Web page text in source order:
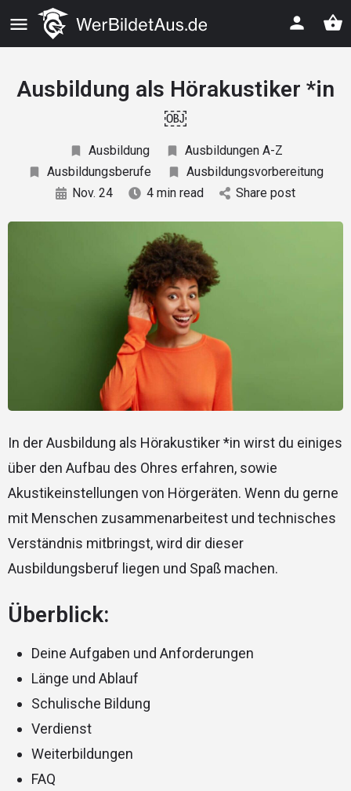
Ausbildung als Hörakustiker *in
￼
Ausbildung
Ausbildungen A-Z
Ausbildungsberufe
Ausbildungsvorbereitung
Nov. 24
4 min read Share post
In der Ausbildung als Hörakustiker *in wirst du einiges
über den Aufbau des Ohres erfahren, sowie
Akustikeinstellungen von Hörgeräten. Wenn du gerne
mit Menschen zusammenarbeitest und technisches
Verständnis mitbringst, wird dir dieser
Ausbildungsberuf liegen und Spaß machen.
Überblick:
Deine Aufgaben und Anforderungen
Länge und Ablauf
Schulische Bildung
Verdienst
Weiterbildungen
FAQ